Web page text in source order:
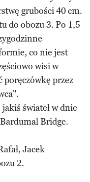
grubości 40 cm.
do obozu 3. Po 1,5
co nie jest
wisi w
poręczówkę przez
świateł w dnie
Bridge.
Jacek
2.